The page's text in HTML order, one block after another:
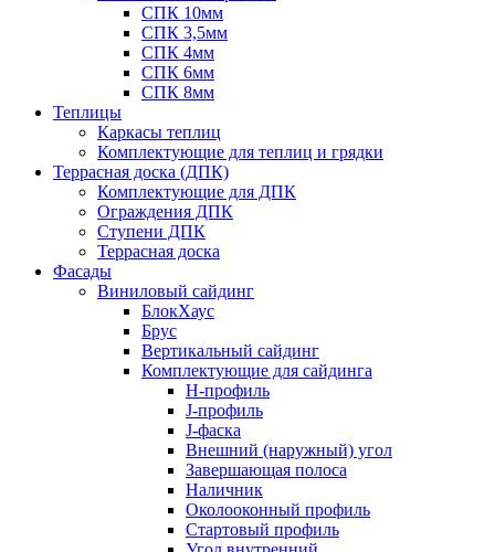
СПК 10мм
СПК 3,5мм
СПК 4мм
СПК 6мм
СПК 8мм
Теплицы
Каркасы теплиц
Комплектующие для теплиц и грядки
Террасная доска (ДПК)
Комплектующие для ДПК
Ограждения ДПК
Ступени ДПК
Террасная доска
Фасады
Виниловый сайдинг
БлокХаус
Брус
Вертикальный сайдинг
Комплектующие для сайдинга
H-профиль
J-профиль
J-фаска
Внешний (наружный) угол
Завершающая полоса
Наличник
Околооконный профиль
Стартовый профиль